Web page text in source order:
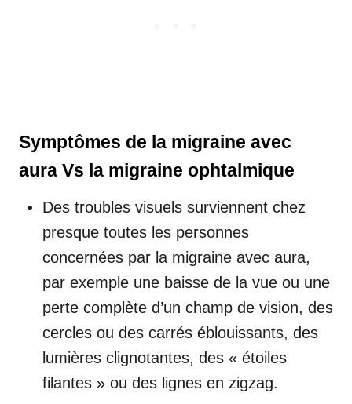
Symptômes de la migraine avec
aura Vs la migraine ophtalmique
Des troubles visuels surviennent chez
presque toutes les personnes
concernées par la migraine avec aura,
par exemple une baisse de la vue ou une
perte complète d’un champ de vision, des
cercles ou des carrés éblouissants, des
lumières clignotantes, des « étoiles
filantes » ou des lignes en zigzag.